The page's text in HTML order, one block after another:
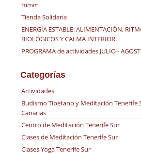
mmm
Tienda Solidaria
ENERGÍA ESTABLE: ALIMENTACIÓN,
BIOLÓGICOS Y CALMA INTERIOR.
PROGRAMA de actividades JULIO -
Categorías
Actividades
Budismo Tibetano y Meditación Tenerife
Canarias
Centro de Meditación Tenerife Sur
Clases de Meditación Tenerife Sur
Clases Yoga Tenerife Sur